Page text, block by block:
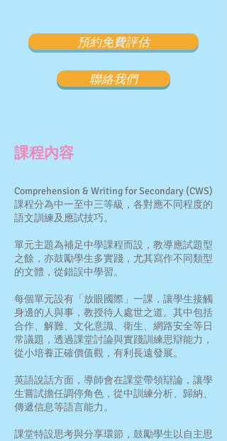
預約免費評估
聯絡我們
課程內容
Comprehension & Writing for Secondary (CWS)
課程分為中一至中三等級，各對應不同程度的
語文訓練及應試技巧。
單元主題為補足中學課程而設，教導應試題型
之餘，亦鼓勵學生多實踐，尤其寫作不同類型
的文體，從錯誤中學習。
每個單元設有「放眼國際」一課，讓學生接觸
身邊的人與事，教授待人處世之道。其中包括
合作、解難、文化意識、衛生、網路安全等日
常議題，透過課堂討論與實踐訓練思辯能力，
從小培養正確價值觀，有利長遠發展。
英語說話方面，導師會在課堂帶領辯論，讓學
生嘗試擔任調停角色，從中訓練分析、歸納、
傳遞信息等語言能力。
課堂特設思考與分享環節，鼓勵學生以自主思